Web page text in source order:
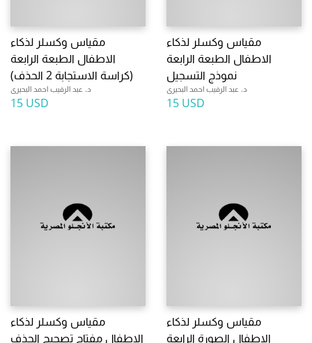
مقياس وكسلر لذكاء
الاطفال الطبعة الرابعة
(كراسة الاستجابة 2 الحذف)
د. عبد الرقيب احمد البحيرى
15 USD
مقياس وكسلر لذكاء
الاطفال الطبعة الرابعة
نموذج التسجيل
د. عبد الرقيب احمد البحيرى
15 USD
مقياس وكسلر لذكاء
الاطفال مفتاح تصحيح الحذف
مقياس وكسلر لذكاء
الاطفال الصورة الرابعة